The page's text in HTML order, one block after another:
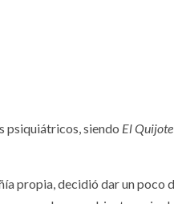
psiquiátricos, siendo El
propia, decidió dar un poco